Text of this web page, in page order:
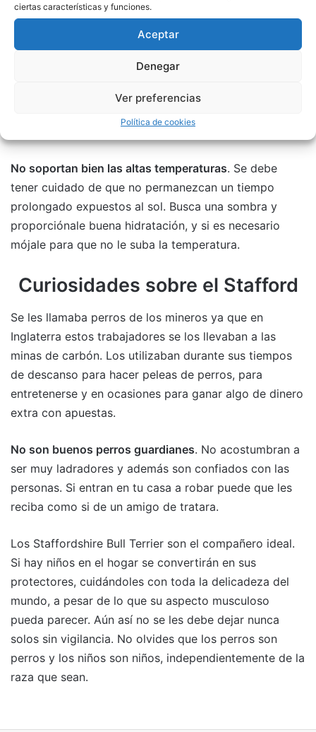
ciertas características y funciones.
Aceptar
Denegar
Ver preferencias
Política de cookies
Antes de hacerte con un perro de esta raza debes
su carácter testarudo no lo hace
recomendable trabajar el adiestramiento desde una
edad temprana y trabajarlo con todos los miembros
No soportan bien las altas temperaturas. Se debe
tener cuidado de que no permanezcan un tiempo
prolongado expuestos al sol. Busca una sombra y
proporciónale buena hidratación, y si es necesario
mójale para que no le suba la temperatura.
Curiosidades sobre el Stafford
Se les llamaba perros de los mineros ya que en
Inglaterra estos trabajadores se los llevaban a las
minas de carbón. Los utilizaban durante sus tiempos
de descanso para hacer peleas de perros, para
entretenerse y en ocasiones para ganar algo de dinero
extra con apuestas.
No son buenos perros guardianes. No acostumbran a
ser muy ladradores y además son confiados con las
personas. Si entran en tu casa a robar puede que les
reciba como si de un amigo de tratara.
Los Staffordshire Bull Terrier son el compañero ideal.
Si hay niños en el hogar se convertirán en sus
protectores, cuidándoles con toda la delicadeza del
mundo, a pesar de lo que su aspecto musculoso
pueda parecer. Aún así no se les debe dejar nunca
solos sin vigilancia. No olvides que los perros son
perros y los niños son niños, independientemente de la
raza que sean.